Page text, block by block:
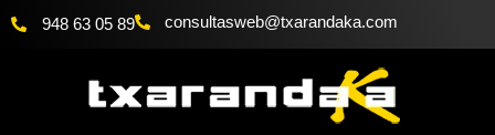
948 63 05 89 moc.akadnaraxt
@bewsatlusnoc